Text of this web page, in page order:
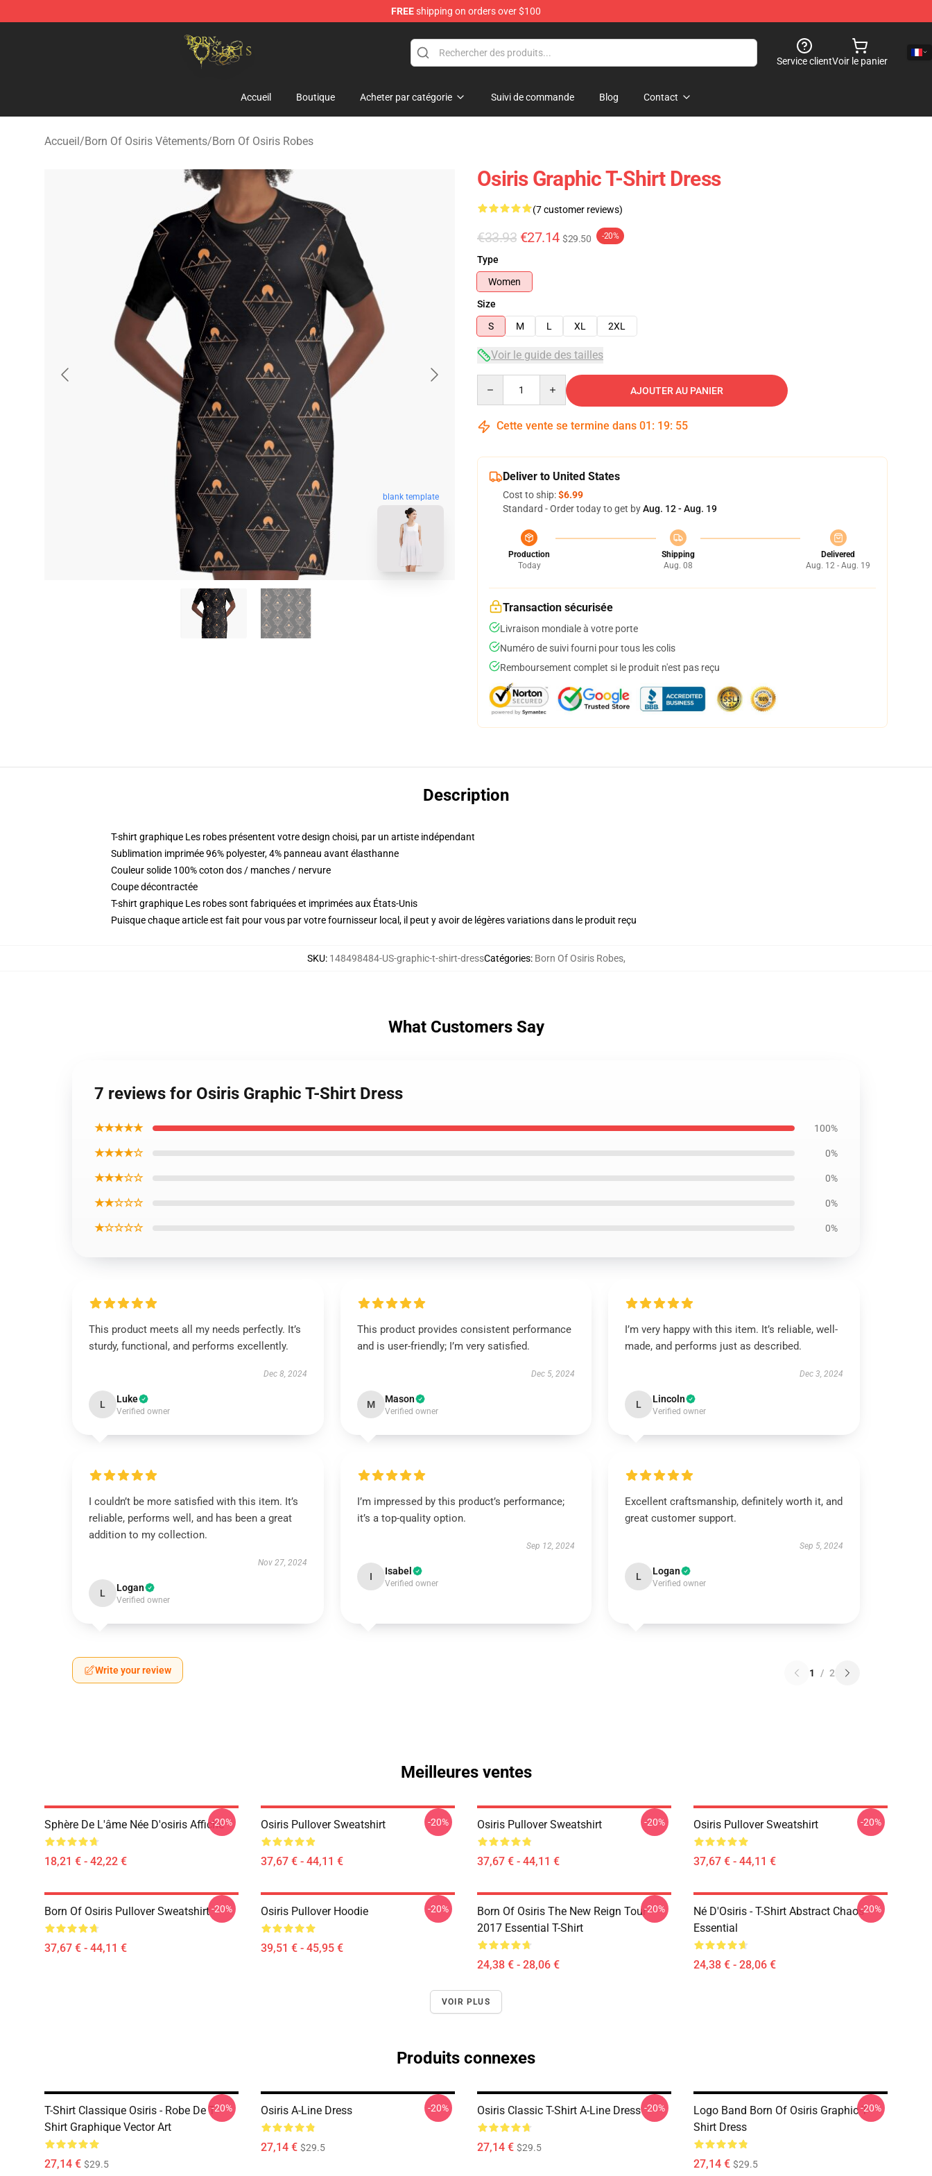
FREEshipping on orders over $100
Born Of Osiris Store - Official Born Of Osiris Merchandise Shop
Service clientVoir le panier
Accueil Boutique Acheter par catégorie Suivi de commande Blog Contact
Accueil/Born Of Osiris Vêtements/Born Of Osiris Robes
blank template
Osiris Graphic T-Shirt Dress
(7 customer reviews)
€33.93 €27.14 $29.50 -20%
Type
Women
Size
S
M L XL 2XL
Voir le guide des tailles
AJOUTER AU PANIER
Cette vente se termine dans 01 : 19: 54
Deliver to United States
Cost to ship:$6.99
Standard - Order today to get byAug. 12 - Aug. 19
Production
Today
Shipping
Aug. 08
Delivered
Aug. 12 - Aug. 19
Transaction sécurisée
Livraison mondiale à votre porte
Numéro de suivi fourni pour tous les colis
Remboursement complet si le produit n'est pas reçu
Description
T-shirt graphique Les robes présentent votre design choisi, par un artiste indépendant
Sublimation imprimée 96% polyester, 4% panneau avant élasthanne
Couleur solide 100% coton dos / manches / nervure
Coupe décontractée
T-shirt graphique Les robes sont fabriquées et imprimées aux États-Unis
Puisque chaque article est fait pour vous par votre fournisseur local, il peut y avoir de légères variations dans le produit reçu
SKU: 148498484-US-graphic-t-shirt-dressCatégories: Born Of Osiris Robes,
What Customers Say
7 reviews for Osiris Graphic T-Shirt Dress
★★★★★ 100%
★★★★☆ 0%
★★★☆☆ 0%
★★☆☆☆ 0%
★☆☆☆☆ 0%
This product meets all my needs perfectly. It’s
sturdy, functional, and performs excellently.
Dec 8, 2024
L Luke
Verified owner
This product provides consistent performance
and is user-friendly; I’m very satisfied.
Dec 5, 2024
M Mason
Verified owner
I’m very happy with this item. It’s reliable, well-
made, and performs just as described.
Dec 3, 2024
L Lincoln
Verified owner
I couldn’t be more satisfied with this item. It’s
reliable, performs well, and has been a great
addition to my collection.
Nov 27, 2024
L Logan
Verified owner
I’m impressed by this product’s performance;
it’s a top-quality option.
Sep 12, 2024
I Isabel
Verified owner
Excellent craftsmanship, definitely worth it, and
great customer support.
Sep 5, 2024
L Logan
Verified owner
Write your review 1 / 2
Meilleures ventes
Sphère De L'âme Née D'osiris Affiche
18,21 € - 42,22 €
-20% Osiris Pullover Sweatshirt
37,67 € - 44,11 €
-20% Osiris Pullover Sweatshirt
37,67 € - 44,11 €
-20% Osiris Pullover Sweatshirt
37,67 € - 44,11 €
-20%
Born Of Osiris Pullover Sweatshirt
37,67 € - 44,11 €
-20% Osiris Pullover Hoodie
39,51 € - 45,95 €
-20%
Born Of Osiris The New Reign Tour
2017 Essential T-Shirt
24,38 € - 28,06 €
-20%
Né D'Osiris - T-Shirt Abstract Chaos
Essential
24,38 € - 28,06 €
-20%
VOIR PLUS
Produits connexes
T-Shirt Classique Osiris - Robe De T-
Shirt Graphique Vector Art
27,14 € $29.5
-20% Osiris A-Line Dress
27,14 € $29.5
-20% Osiris Classic T-Shirt A-Line Dress
27,14 € $29.5
-20%
Logo Band Born Of Osiris Graphic T-
Shirt Dress
27,14 € $29.5
-20%